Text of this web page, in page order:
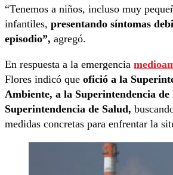
“Tenemos a niños, incluso muy
infantiles, presentando síntomas
episodio”, agregó.
En respuesta a la emergencia
Flores indicó que ofició a la
Ambiente, a la Superintendencia
Superintendencia de Salud,
medidas concretas para enfrentar la